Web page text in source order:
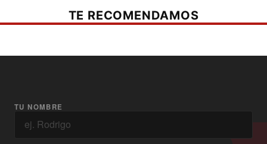
TE RECOMENDAMOS
TU NOMBRE